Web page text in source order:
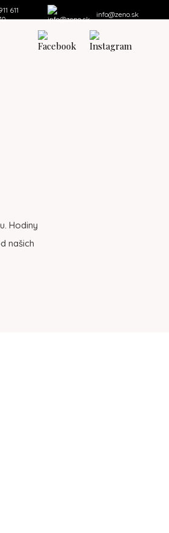
611
info@zeno.sk
Hodiny
našich